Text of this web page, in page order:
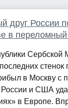
друг России
в
Сербской
в Москву с
и США
в Европе.